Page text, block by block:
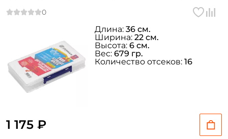
1 175 ₽
Длина: 36 см.
Ширина: 22 см.
Высота: 6 см.
Вес: 679 гр.
Количество отсеков: 16